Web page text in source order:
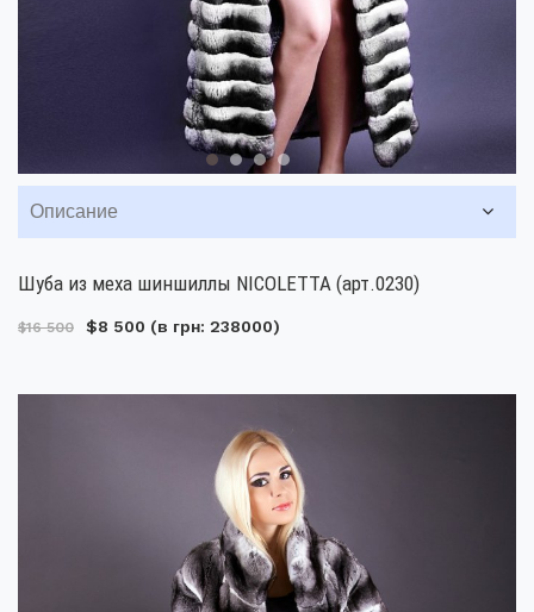
Описание
Шуба из меха шиншиллы NICOLETTA (арт.0230)
$16 500 $8 500 (в грн: 238000)